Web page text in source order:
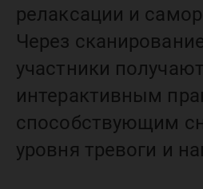
релаксации и
Через
участники
интерактивным
способствующим
уровня тревоги и